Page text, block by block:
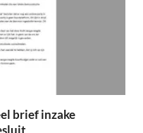
brief inzake